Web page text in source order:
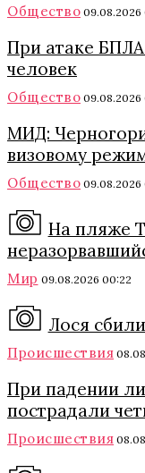
Общество 09.08.2026
При атаке
человек
Общество 09.08.2026
МИД:
визовому
Общество 09.08.2026
На пляже
Мир 09.08.2026 00:22
Лося
Происшествия
При падении
пострадали
Происшествия